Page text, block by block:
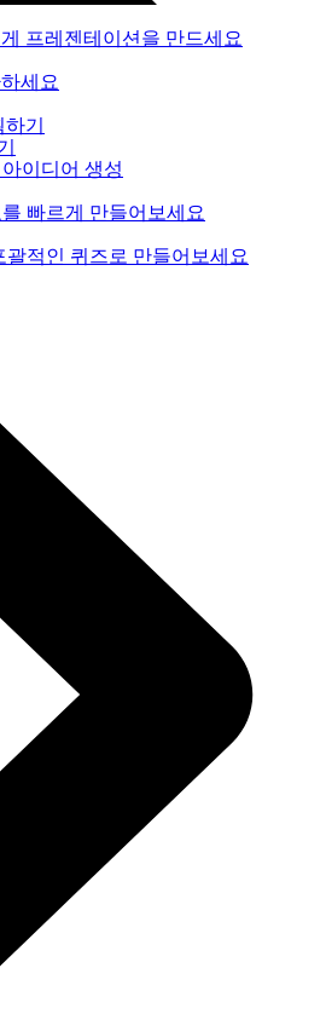
프레젠테이션을 만드세요
세요
기
이디어 생성
빠르게 만들어보세요
적인 퀴즈로 만들어보세요